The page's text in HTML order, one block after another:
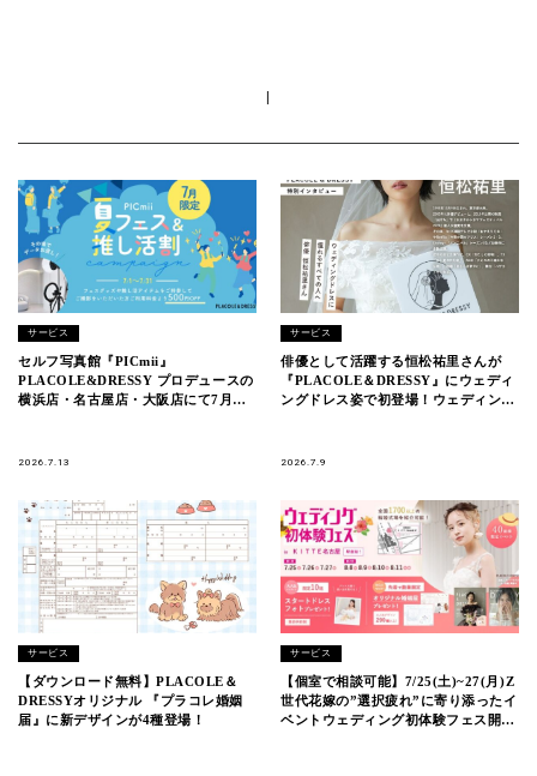
サービス
セルフ写真館『PICmii』
PLACOLE&DRESSY プロデュースの
横浜店・名古屋店・大阪店にて7月
2026.7.13
サービス
俳優として活躍する恒松祐里さんが
『PLACOLE＆DRESSY』にウェディ
ングドレス姿で初登場！ウェディング
2026.7.9
サービス
【ダウンロード無料】PLACOLE＆
DRESSYオリジナル 『プラコレ婚姻
届』に新デザインが4種登場！
サービス
【個室で相談可能】7/25(土)~27(月)Z
世代花嫁の”選択疲れ”に寄り添ったイ
ベントウェディング初体験フェス開催